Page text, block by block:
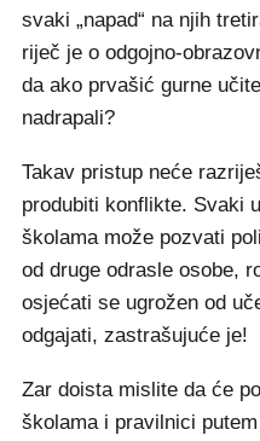
svaki „napad“ na njih
riječ je o odgojno-
da ako prvašić gurne
nadrapali?
Takav pristup neće
produbiti konflikte. Svaki
školama može pozvati
od druge odrasle osobe,
osjećati se ugrožen od
odgajati, zastrašujuće je!
Zar doista mislite da će
školama i pravilnici